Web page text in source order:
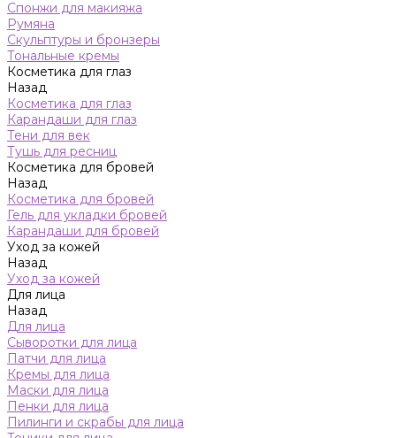
Спонжи для макияжа
Румяна
Скульптуры и бронзеры
Тональные кремы
Косметика для глаз
Назад
Косметика для глаз
Карандаши для глаз
Тени для век
Тушь для ресниц
Косметика для бровей
Назад
Косметика для бровей
Гель для укладки бровей
Карандаши для бровей
Уход за кожей
Назад
Уход за кожей
Для лица
Назад
Для лица
Сыворотки для лица
Патчи для лица
Кремы для лица
Маски для лица
Пенки для лица
Пилинги и скрабы для лица